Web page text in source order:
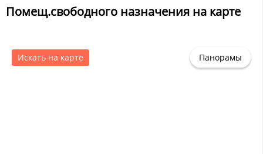
Помещ.свободного назначения на карте
Искать на карте Панорамы